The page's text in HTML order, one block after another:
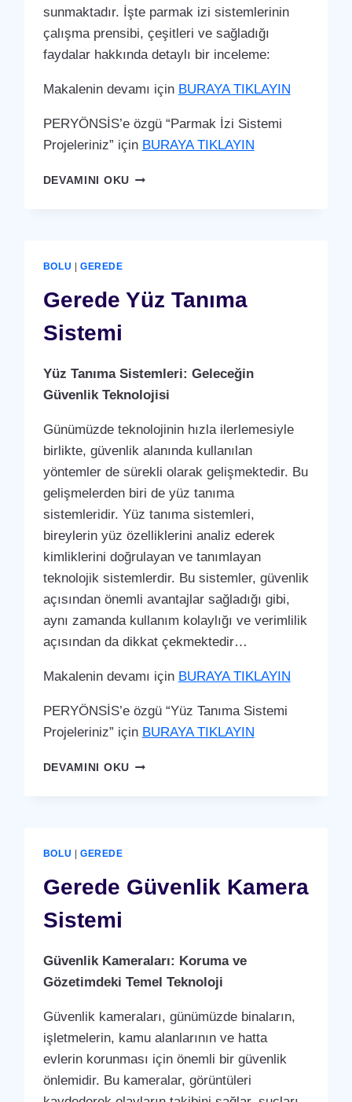
sunmaktadır. İşte parmak izi sistemlerinin
çalışma prensibi, çeşitleri ve sağladığı
faydalar hakkında detaylı bir inceleme:
Makalenin devamı için BURAYA TIKLAYIN
PERYÖNSİS’e özgü “Parmak İzi Sistemi
Projeleriniz” için BURAYA TIKLAYIN
DEVAMINI OKUGEREDE
BOLU GEREDE
Gerede Yüz Tanıma
Sistemi
Yüz Tanıma Sistemleri: Geleceğin
Güvenlik Teknolojisi
Günümüzde teknolojinin hızla ilerlemesiyle
birlikte, güvenlik alanında kullanılan
yöntemler de sürekli olarak gelişmektedir. Bu
gelişmelerden biri de yüz tanıma
sistemleridir. Yüz tanıma sistemleri,
bireylerin yüz özelliklerini analiz ederek
kimliklerini doğrulayan ve tanımlayan
teknolojik sistemlerdir. Bu sistemler, güvenlik
açısından önemli avantajlar sağladığı gibi,
aynı zamanda kullanım kolaylığı ve verimlilik
açısından da dikkat çekmektedir…
Makalenin devamı için BURAYA TIKLAYIN
PERYÖNSİS’e özgü “Yüz Tanıma Sistemi
Projeleriniz” için BURAYA TIKLAYIN
DEVAMINI OKUGEREDE
BOLU GEREDE
Gerede Güvenlik Kamera
Sistemi
Güvenlik Kameraları: Koruma ve
Gözetimdeki Temel Teknoloji
Güvenlik kameraları, günümüzde binaların,
işletmelerin, kamu alanlarının ve hatta
evlerin korunması için önemli bir güvenlik
önlemidir. Bu kameralar, görüntüleri